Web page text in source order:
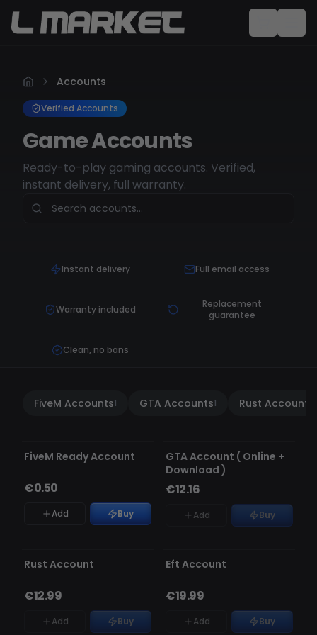
Accounts
Verified Accounts
Game Accounts
Ready-to-play gaming accounts. Verified,
instant delivery, full warranty.
Instant delivery Full email access
Warranty included
Replacement
guarantee
Clean, no bans
FiveM Accounts1 GTA Accounts1 Rust Accounts
FiveM Ready Account
€0.50
Add Buy
NICHT AUF LAGER
GTA Account ( Online +
Download )
€12.16
Add Buy
Rust Account
€12.99
Add Buy
NICHT AUF LAGER
Eft Account
€19.99
Add Buy